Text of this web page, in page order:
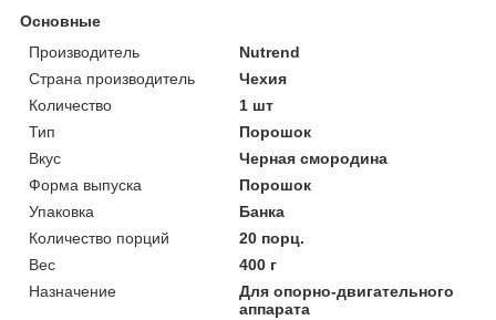
Основные
Производитель
Nutrend
Страна производитель
Чехия
Количество
1 шт
Тип
Порошок
Вкус
Черная смородина
Форма выпуска
Порошок
Упаковка
Банка
Количество порций
20 порц.
Вес
400 г
Назначение
Для опорно-двигательного
аппарата